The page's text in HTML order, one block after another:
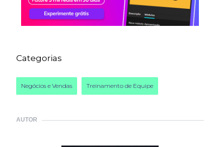
Categorias
Negócios e Vendas Treinamento de Equipe
AUTOR